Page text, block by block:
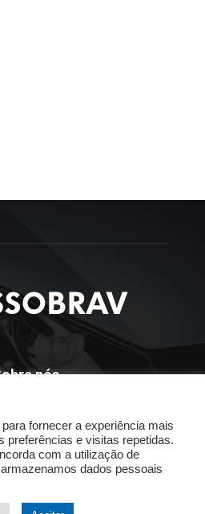
nós
Brasileira Dos Distribuidores
- Mirandópolis - São Paulo - SP
- Fone: (11) - 5078.5400
de Privacidade
fornecer a experiência mais
preferências e visitas repetidas.
com a utilização de
dados pessoais